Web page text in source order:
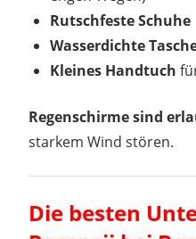
Rutschfeste Schuhe
Wasserdichte
Kleines Handtuch
Regenschirme sind
starkem Wind stören.
Die besten